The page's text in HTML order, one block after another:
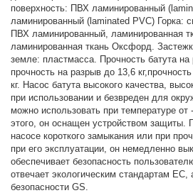
поверхность: ПВХ ламинированный
ламинированный (laminated PVC) Горка:
ПВХ ламинированный, ламинированная
ламинированная ткань Оксфорд.
земле: пластмасса. Прочность батута на
прочность на разрыв до 13,6
кг. Насос батута высокого качества,
при использовании и безвреден для
можно использовать при температуре
этого, он оснащен устройством защиты.
насосе короткого замыкания или при
при его эксплуатации, он немедленно
обеспечивает безопасность
отвечает экологическим стандартам ЕС,
безопасности GS.